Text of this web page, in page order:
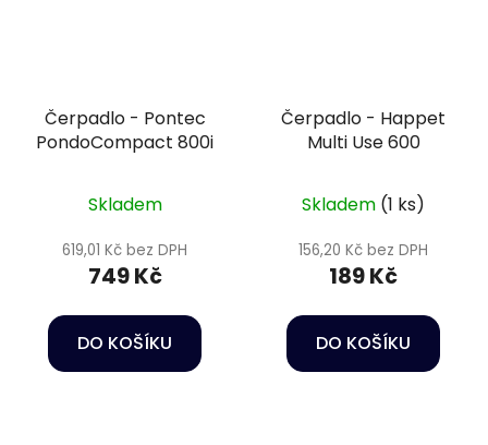
Čerpadlo - Pontec
PondoCompact 800i
Skladem
619,01 Kč bez DPH
749 Kč
DO KOŠÍKU
Čerpadlo - Happet
Multi Use 600
Skladem (1 ks)
156,20 Kč bez DPH
189 Kč
DO KOŠÍKU